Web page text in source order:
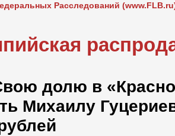
Расследований
долю в
Михаилу